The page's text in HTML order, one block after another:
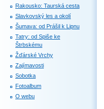
Rakousko: Taurská cesta
Slavkovský les a okolí
Šumava: od Prášil k Lipnu
Tatry: od Spiše ke
Štrbskému
Žďárské Vrchy
Zajímavosti
Sobotka
Fotoalbum
O webu